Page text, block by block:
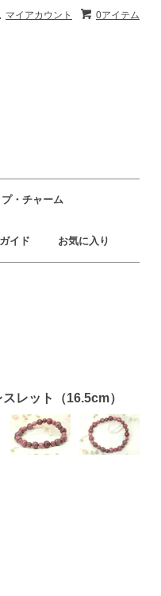
0アイテム
マイアカウント
・チャーム
イド お気に入り
レット（16.5cm）